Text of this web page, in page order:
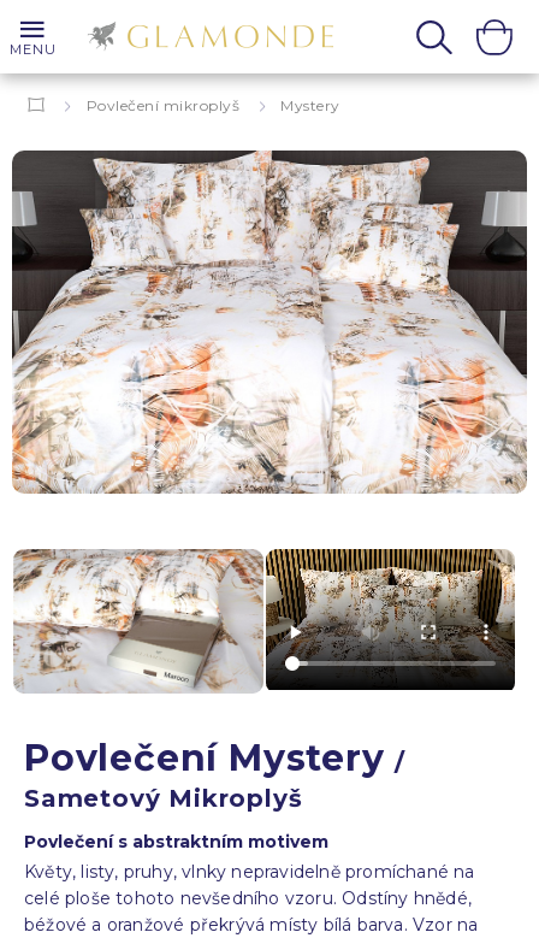
MENU
Povlečení mikroplyš Mystery
Povlečení Mystery/
Sametový Mikroplyš
Povlečení s abstraktním motivem
Květy, listy, pruhy, vlnky nepravidelně promíchané na
celé ploše tohoto nevšedního vzoru. Odstíny hnědé,
béžové a oranžové překrývá místy bílá barva. Vzor na